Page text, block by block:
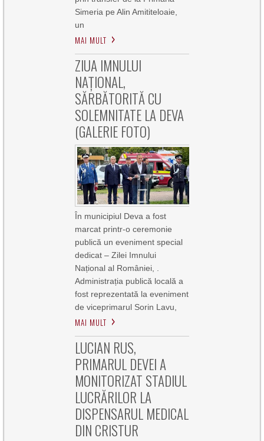
Simeria pe Alin Amititeloaie,
un
MAI MULT
ZIUA IMNULUI
NAȚIONAL,
SĂRBĂTORITĂ CU
SOLEMNITATE LA DEVA
(GALERIE FOTO)
În municipiul Deva a fost
marcat printr-o ceremonie
publică un eveniment special
dedicat – Zilei Imnului
Național al României, .
Administrația publică locală a
fost reprezentată la eveniment
de viceprimarul Sorin Lavu,
MAI MULT
LUCIAN RUS,
PRIMARUL DEVEI A
MONITORIZAT STADIUL
LUCRĂRILOR LA
DISPENSARUL MEDICAL
DIN CRISTUR